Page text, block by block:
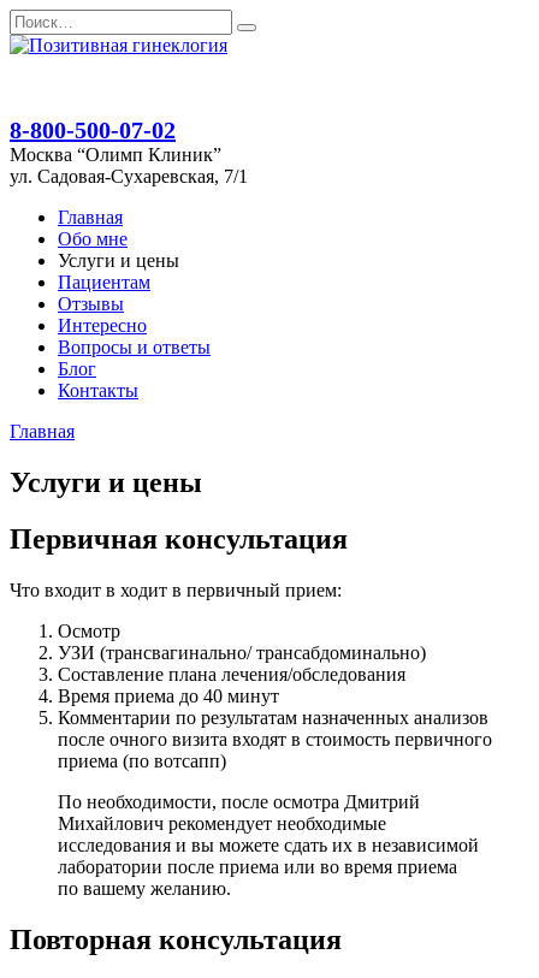
Перейти
к
Search
for:
8-800-500-07-02
Москва “Олимп Клиник”
ул. Садовая-Сухаревская, 7/1
Главная
Обо мне
Услуги и цены
Пациентам
Отзывы
Интересно
Вопросы и ответы
Блог
Контакты
Главная
Услуги и цены
Первичная консультация
Что входит в ходит в первичный прием:
Осмотр
УЗИ (трансвагинально/ трансабдоминально)
Составление плана лечения/обследования
Время приема до 40 минут
Комментарии по результатам назначенных анализов
после очного визита входят в стоимость первичного
приема (по вотсапп)
По необходимости, после осмотра Дмитрий
Михайлович рекомендует необходимые
исследования и вы можете сдать их в независимой
лаборатории после приема или во время приема
по вашему желанию.
Повторная консультация